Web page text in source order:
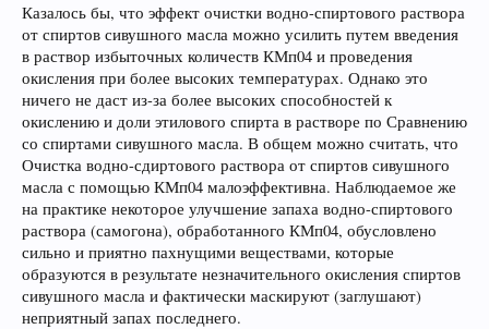
Казалось бы, что эффект очистки водно-спиртового раствора
от спиртов сивушного масла можно усилить путем введения
в раствор избыточных количеств КМп04 и проведения
окисления при более высоких температурах. Однако это
ничего не даст из-за более высоких способностей к
окислению и доли этилового спирта в растворе по Сравнению
со спиртами сивушного масла. В общем можно считать, что
Очистка водно-сдиртового раствора от спиртов сивушного
масла с помощью КМп04 малоэффективна. Наблюдаемое же
на практике некоторое улучшение запаха водно-спиртового
раствора (самогона), обработанного КМп04, обусловлено
сильно и приятно пахнущими веществами, которые
образуются в результате незначительного окисления спиртов
сивушного масла и фактически маскируют (заглушают)
неприятный запах последнего.